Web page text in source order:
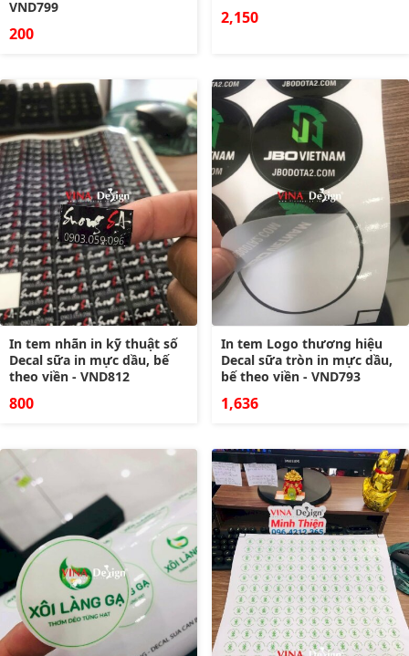
VND799
200
2,150
In tem nhãn in kỹ thuật số
Decal sữa in mực dầu, bế
theo viền - VND812
800
In tem Logo thương hiệu
Decal sữa tròn in mực dầu,
bế theo viền - VND793
1,636